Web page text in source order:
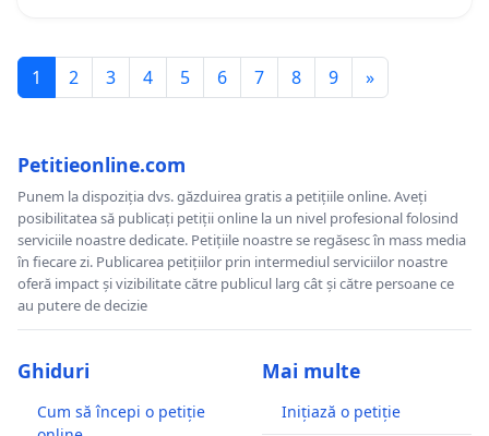
1 2 3 4 5 6 7 8 9 »
Petitieonline.com
Punem la dispoziția dvs. găzduirea gratis a petițiile online. Aveți
posibilitatea să publicați petiții online la un nivel profesional folosind
serviciile noastre dedicate. Petițiile noastre se regăsesc în mass media
în fiecare zi. Publicarea petițiilor prin intermediul serviciilor noastre
oferă impact și vizibilitate către publicul larg cât și către persoane ce
au putere de decizie
Ghiduri
Cum să începi o petiție
Mai multe
Inițiază o petiție